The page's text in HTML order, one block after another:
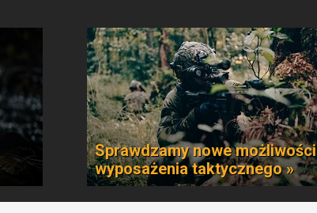
Sprawdzamy nowe możliwości
wyposażenia taktycznego »